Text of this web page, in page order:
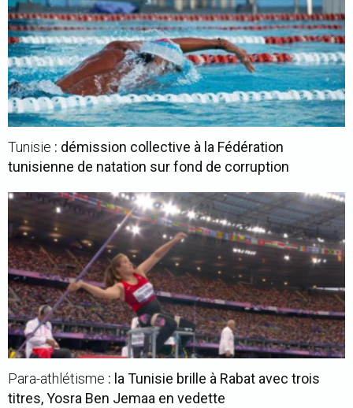
Tunisie : démission collective à la Fédération
tunisienne de natation sur fond de corruption
Para-athlétisme : la Tunisie brille à Rabat avec trois
titres, Yosra Ben Jemaa en vedette